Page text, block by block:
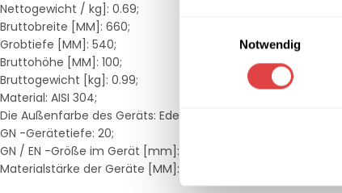
Notwendig
Nettogewicht / kg]: 0.69;
Bruttobreite [MM]: 660;
Grobtiefe [MM]: 540;
Bruttohöhe [MM]: 100;
Bruttogewicht [kg]: 0.99;
Material: AISI 304;
Die Außenfarbe des Geräts: Edelstahl;
GN -Gerätetiefe: 20;
GN / EN -Größe im Gerät [mm]: GN 2/1;
Materialstärke der Geräte [MM]: 0,9;